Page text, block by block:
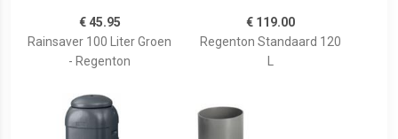
€ 45.95
Rainsaver 100 Liter Groen
- Regenton
€ 119.00
Regenton Standaard 120
L